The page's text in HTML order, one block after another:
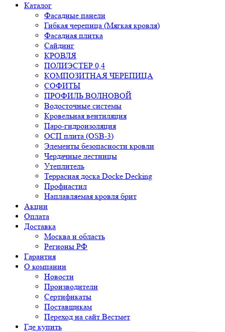
Каталог
Фасадные панели
Гибкая черепица (Мягкая кровля)
Фасадная плитка
Сайдинг
КРОВЛЯ
ПОЛИЭСТЕР 0,4
КОМПОЗИТНАЯ ЧЕРЕПИЦА
СОФИТЫ
ПРОФИЛЬ ВОЛНОВОЙ
Водосточные системы
Кровельная вентиляция
Паро-гидроизоляция
ОСП плита (OSB-3)
Элементы безопасности кровли
Чердачные лестницы
Утеплитель
Террасная доска Docke Decking
Профнастил
Наплавляемая кровля брит
Акции
Оплата
Доставка
Москва и область
Регионы РФ
Гарантия
О компании
Новости
Производители
Сертификаты
Поставщикам
Переход на сайт Вестмет
Где купить